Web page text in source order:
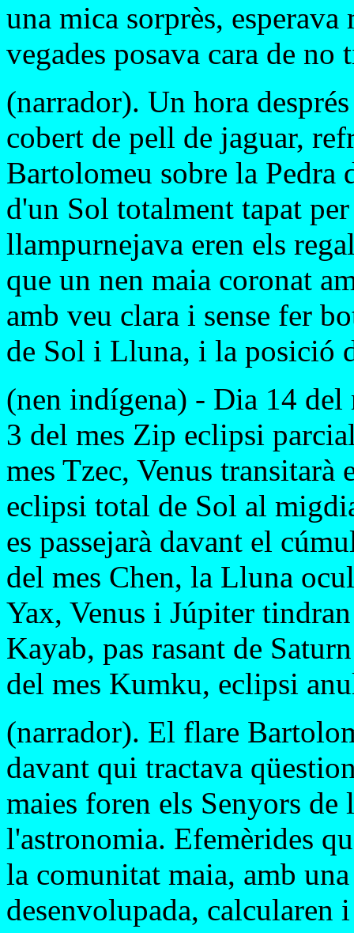
una mica sorprès,
vegades posava cara de no
(narrador). Un hora
cobert de pell de jaguar,
Bartolomeu sobre la
d'un Sol totalment tapat
llampurnejava eren els
que un nen maia coronat
amb veu clara i sense fer
de Sol i Lluna, i la posició
(nen indígena) - Dia 14
3 del mes Zip eclipsi
mes Tzec, Venus
eclipsi total de Sol al
es passejarà davant el
del mes Chen, la Lluna
Yax, Venus i Júpiter
Kayab, pas rasant de
del mes Kumku, eclipsi
(narrador). El flare
davant qui tractava
maies foren els Senyors de
l'astronomia. Efemèrides
la comunitat maia, amb
desenvolupada, calcularen